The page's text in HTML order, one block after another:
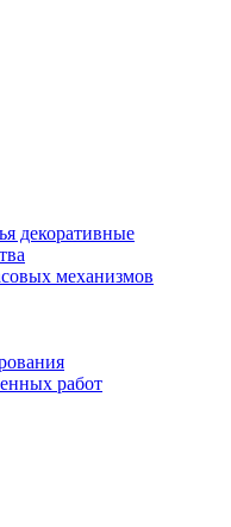
декоративные
механизмов
работ